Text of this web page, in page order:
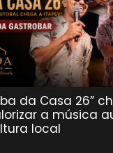
da Casa 26”
a música
local